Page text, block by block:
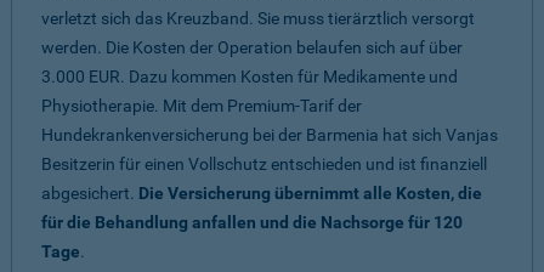
verletzt sich das Kreuzband. Sie muss tierärztlich versorgt
werden. Die Kosten der Operation belaufen sich auf über
3.000 EUR. Dazu kommen Kosten für Medikamente und
Physiotherapie. Mit dem Premium-Tarif der
Hundekrankenversicherung bei der Barmenia hat sich Vanjas
Besitzerin für einen Vollschutz entschieden und ist finanziell
abgesichert. Die Versicherung übernimmt alle Kosten, die
für die Behandlung anfallen und die Nachsorge für 120
Tage.